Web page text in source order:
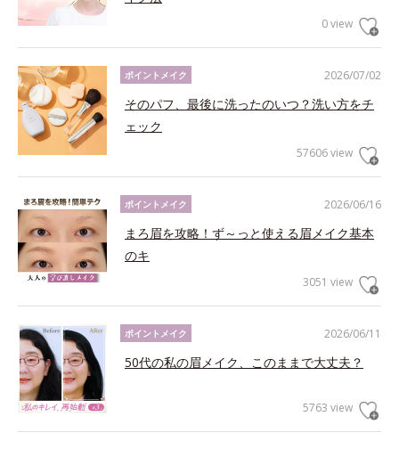
0 view
2026/07/02
ポイントメイク
そのパフ、最後に洗ったのいつ？洗い方をチ
ェック
57606 view
2026/06/16
ポイントメイク
まろ眉を攻略！ず～っと使える眉メイク基本
のキ
3051 view
2026/06/11
ポイントメイク
50代の私の眉メイク、このままで大丈夫？
5763 view